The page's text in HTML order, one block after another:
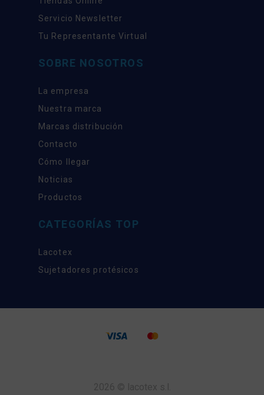
Servicio Newsletter
Tu Representante Virtual
SOBRE NOSOTROS
La empresa
Nuestra marca
Marcas distribución
Contacto
Cómo llegar
Noticias
Productos
CATEGORÍAS TOP
Lacotex
Sujetadores protésicos